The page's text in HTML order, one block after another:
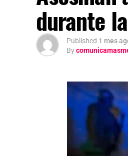
durante
Published 1 mes
By